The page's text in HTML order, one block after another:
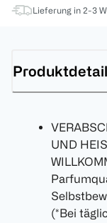
Lieferung in 2-3
UND
(*Bei